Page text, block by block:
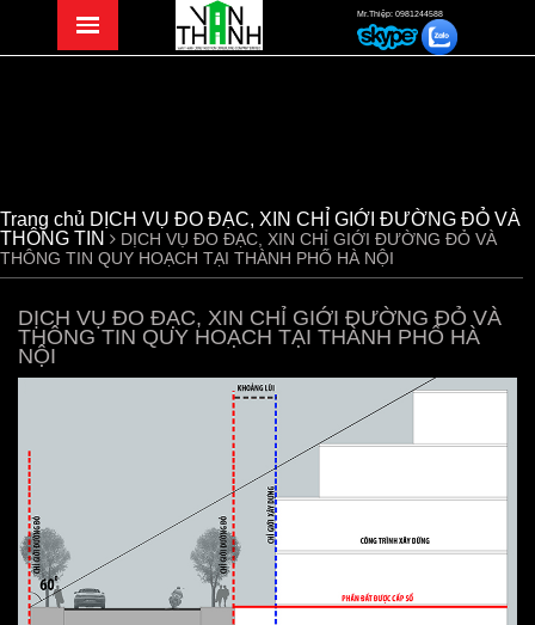
Mr.Thiệp: 0981244588
Trang chủ DỊCH VỤ ĐO ĐẠC, XIN CHỈ GIỚI ĐƯỜNG ĐỎ VÀ
THÔNG TIN
DỊCH VỤ ĐO ĐẠC, XIN CHỈ GIỚI ĐƯỜNG ĐỎ VÀ
THÔNG TIN QUY HOẠCH TẠI THÀNH PHỐ HÀ NỘI
DỊCH VỤ ĐO ĐẠC, XIN CHỈ GIỚI ĐƯỜNG ĐỎ VÀ
THÔNG TIN QUY HOẠCH TẠI THÀNH PHỐ HÀ
NỘI